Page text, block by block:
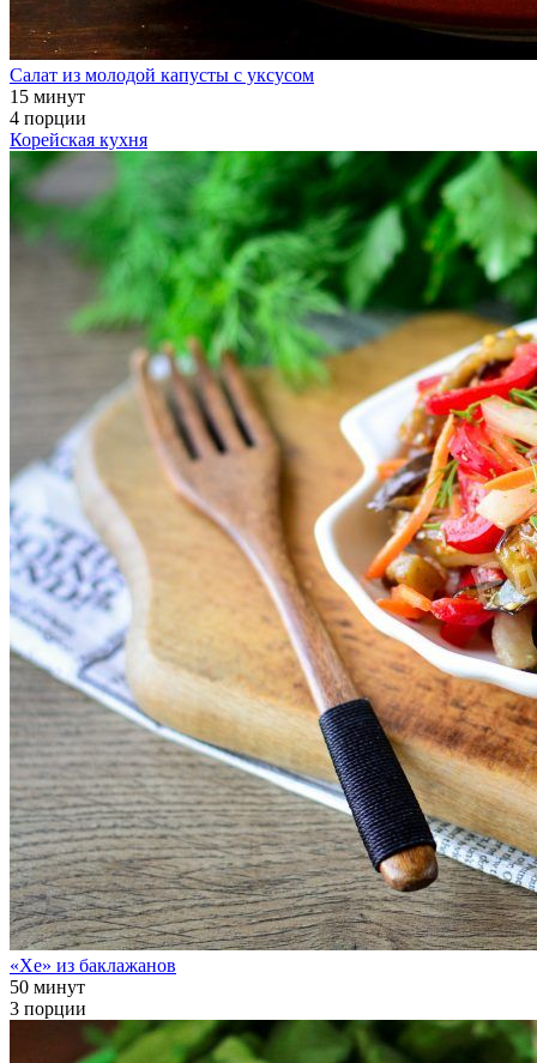
Салат из молодой капусты с уксусом
15 минут
4 порции
Корейская кухня
«Хе» из баклажанов
50 минут
3 порции